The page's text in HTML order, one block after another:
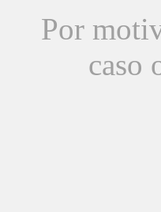
Por
caso